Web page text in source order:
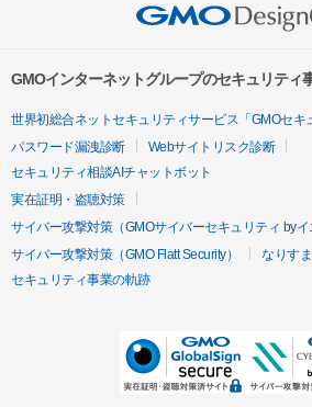
GMOインターネットグループのセキュリティ
世界初総合ネットセキュリティサービス「GMOセキ
パスワード漏洩診断
Webサイトリスク診断
セキュリティ相談AIチャットボット
実在証明・盗聴対策
サイバー攻撃対策（GMOサイバーセキュリティ byイ
サイバー攻撃対策（GMO Flatt Security）
なりす
セキュリティ事業の軌跡